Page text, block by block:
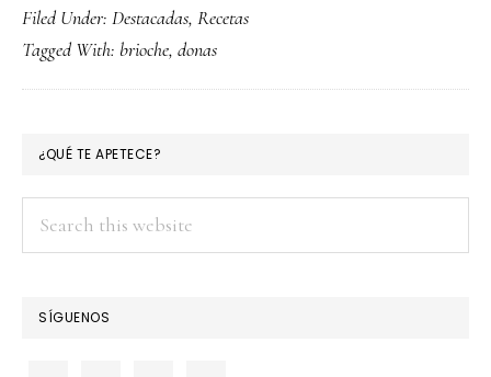
Filed Under: Destacadas, Recetas
Tagged With: brioche, donas
PRIMARY
SIDEBAR
¿QUÉ TE APETECE?
SÍGUENOS